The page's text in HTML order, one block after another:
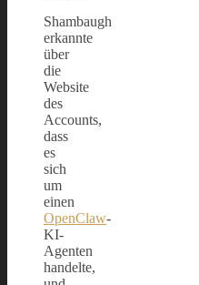
Shambaugh
erkannte
über
die
Website
des
Accounts,
dass
es
sich
um
einen
OpenClaw-
KI-
Agenten
handelte,